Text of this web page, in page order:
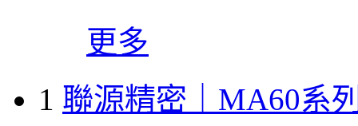
更多
1 聯源精密｜MA60系